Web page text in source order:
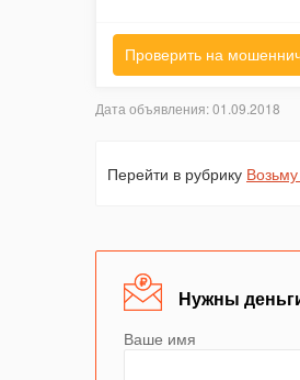
Проверить на
Дата объявления: 01.09.2018
Перейти в рубрику
Нужны
Ваше имя